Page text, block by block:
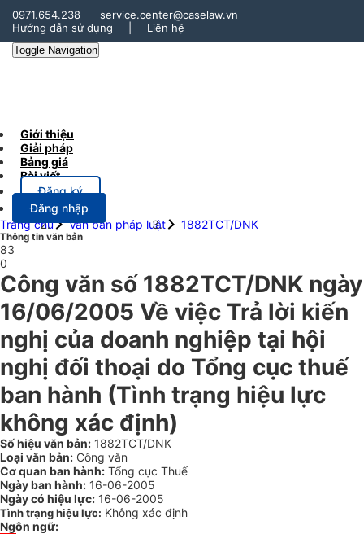
0971.654.238
service.center@caselaw.vn
Hướng dẫn sử dụng
Liên hệ
Toggle Navigation
Giới thiệu
Giải pháp
Bảng giá
Bài viết
Đăng ký
Đăng nhập
Trang chủ
Văn bản pháp luật 1882TCT/DNK
Thông tin văn bản
83
0
Công văn số 1882TCT/DNK ngày
16/06/2005 Về việc Trả lời kiến
nghị của doanh nghiệp tại hội
nghị đối thoại do Tổng cục thuế
ban hành (Tình trạng hiệu lực
không xác định)
Số hiệu văn bản: 1882TCT/DNK
Loại văn bản: Công văn
Cơ quan ban hành: Tổng cục Thuế
Ngày ban hành: 16-06-2005
Ngày có hiệu lực: 16-06-2005
Tình trạng hiệu lực: Không xác định
Ngôn ngữ: